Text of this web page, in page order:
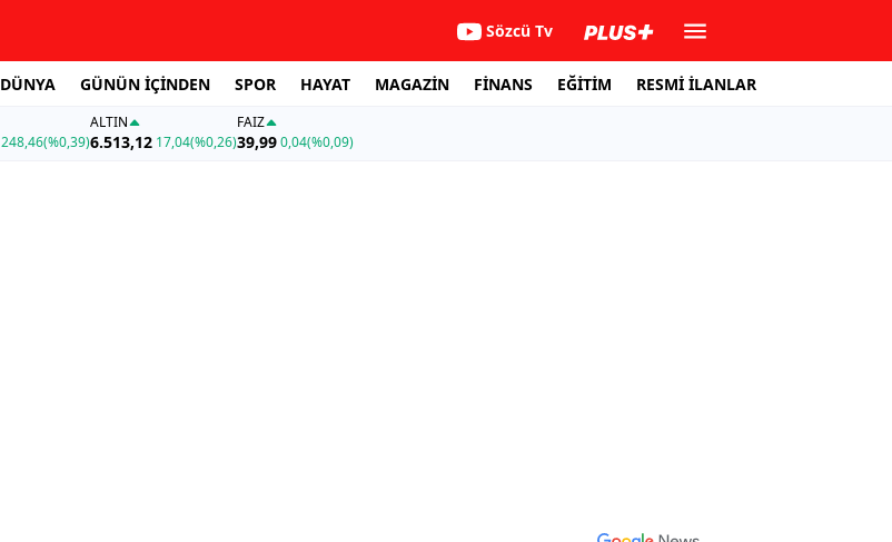
Sözcü Tv
DÜNYA GÜNÜN İÇİNDEN SPOR HAYAT MAGAZİN FİNANS EĞİTİM RESMİ İLANLAR
248,46(%0,39)
ALTIN
6.513,12 17,04(%0,26)
FAİZ
39,990,04(%0,09)